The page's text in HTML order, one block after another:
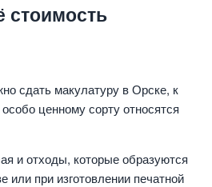
стоимость
сдать макулатуру в Орске, к
ценному сорту относятся
и отходы, которые образуются
или при изготовлении печатной